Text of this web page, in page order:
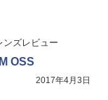
ンズレビュー
OSS
2017年4月3日